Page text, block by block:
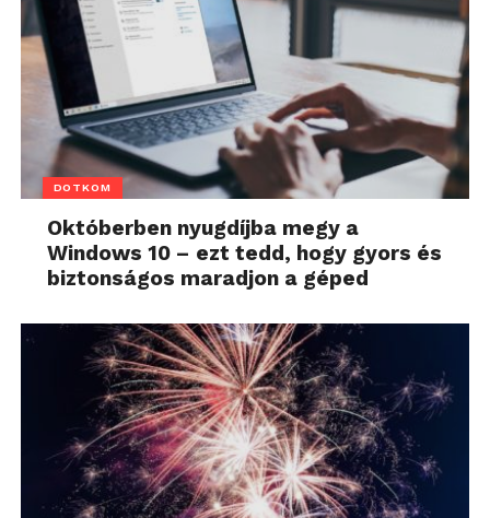
DOTKOM
Októberben nyugdíjba megy a
Windows 10 – ezt tedd, hogy gyors és
biztonságos maradjon a géped